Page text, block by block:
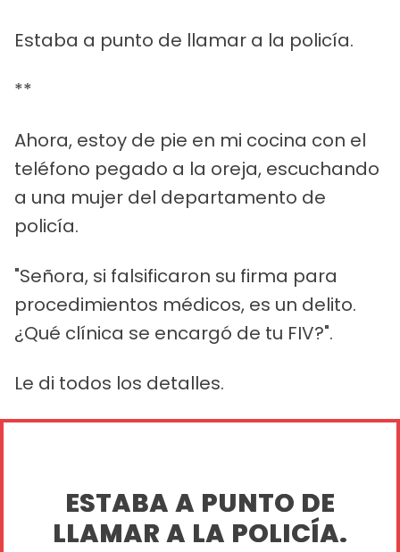
Estaba a punto de llamar a la policía.
**
Ahora, estoy de pie en mi cocina con el
teléfono pegado a la oreja, escuchando
a una mujer del departamento de
policía.
"Señora, si falsificaron su firma para
procedimientos médicos, es un delito.
¿Qué clínica se encargó de tu FIV?".
Le di todos los detalles.
ESTABA A PUNTO DE
LLAMAR A LA POLICÍA.